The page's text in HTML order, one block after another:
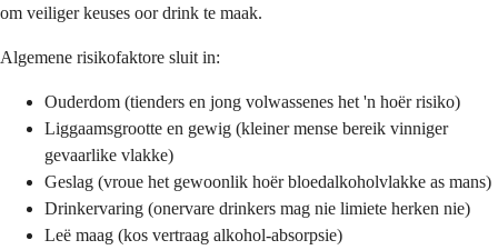
om veiliger keuses oor drink te maak.
Algemene risikofaktore sluit in:
Ouderdom (tienders en jong volwassenes het 'n hoër risiko)
Liggaamsgrootte en gewig (kleiner mense bereik vinniger
gevaarlike vlakke)
Geslag (vroue het gewoonlik hoër bloedalkoholvlakke as mans)
Drinkervaring (onervare drinkers mag nie limiete herken nie)
Leë maag (kos vertraag alkohol-absorpsie)